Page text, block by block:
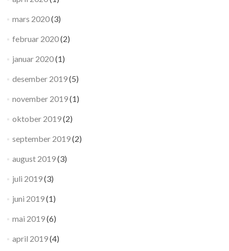
mars 2020(3)
februar 2020(2)
januar 2020(1)
desember 2019(5)
november 2019(1)
oktober 2019(2)
september 2019(2)
august 2019(3)
juli 2019(3)
juni 2019(1)
mai 2019(6)
april 2019(4)